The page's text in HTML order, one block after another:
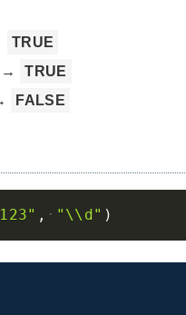
TRUE
→
TRUE
FALSE
, "\\d" )